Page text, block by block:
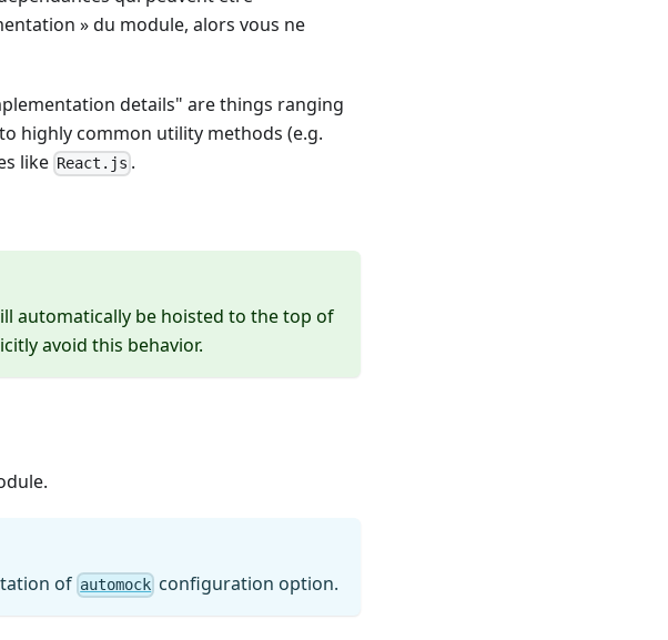
» du module, alors vous ne
details" are things ranging
highly common utility methods (e.g.
like React.js .
automatically be hoisted to the top of
avoid this behavior.
of automock configuration option.